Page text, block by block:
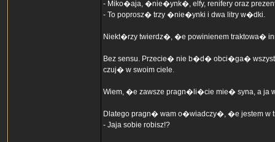
- Miko�aja, �nie�ynk�, elfy, renifery oraz
- To poprosz� trzy �nie�ynki i dwa litry w�dki.
Niekt�rzy twierdz�, �e powinienem traktowa�
Bez sensu. Przecie� nie b�d� obci�ga�
czuj� w swoim ciele.
Wiem, �e zawsze pragn�li�cie mie� syna, a
Dlatego pragn� wam o�wiadczy�, �e jestem w
- Jaja sobie robisz!?